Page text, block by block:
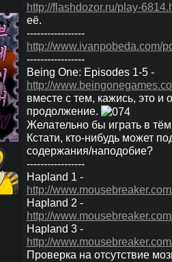
http://flashdozor.ru/play-
её.
-----------------
http://www.ivanpobeda.com/
-----------------
Being One: Episodes 1-5 -
http://
вместе с тем, кажись, это и
продолжение.
Желательно бы играть в
Кстати, кто-нибудь может
содержания/наподобие?
-----------------
Hapland 1 -
http://
Hapland 2 -
http://
Hapland 3 -
http://
Проверка на отсутствие